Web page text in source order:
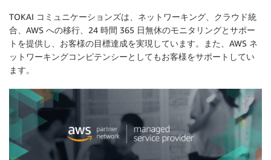
TOKAI コミュニケーションズは、ネットワーキング、クラウド統
合、AWS への移行、24 時間 365 日無休のモニタリングとサポー
トを提供し、お客様の目標達成を実現しています。また、AWS ネ
ットワーキングコンピテンシーとしてもお客様をサポートしてい
ます。